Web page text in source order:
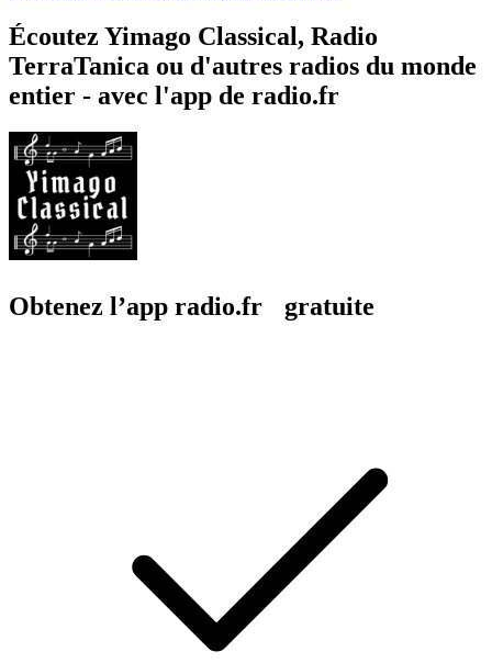
Écoutez Yimago Classical, Radio
TerraTanica ou d'autres radios du monde
entier - avec l'app de radio.fr
Obtenez l’app radio.fr gratuite